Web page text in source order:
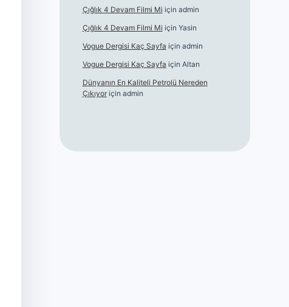
Çığlık 4 Devam Filmi Mi için admin
Çığlık 4 Devam Filmi Mi için Yasin
Vogue Dergisi Kaç Sayfa için admin
Vogue Dergisi Kaç Sayfa için Altan
Dünyanın En Kaliteli Petrolü Nereden
Çıkıyoriçin admin